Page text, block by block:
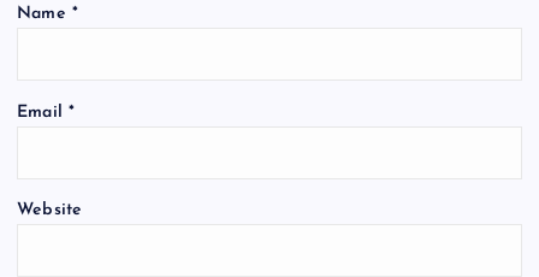
i
Name *
Email *
Website